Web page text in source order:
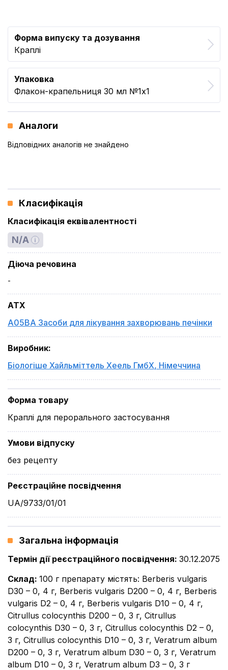
Форма випуску та дозування
Краплі
Упаковка
Флакон-крапельниця 30 мл №1x1
Аналоги
Відповідних аналогів не знайдено
Класифікація
Класифікація еквівалентності
N/A
Діюча речовина
-
ATX
A05BA Засоби для лікування захворювань печінки
Виробник:
Біологіше Хайльміттель Хеель ГмбХ, Німеччина
Форма товару
Краплі для перорального застосування
Умови відпуску
без рецепту
Реєстраційне посвідчення
UA/9733/01/01
Загальна інформація
Термін дії реєстраційного посвідчення: 30.12.2075
Склад: 100 г препарату містять: Berberis vulgaris
D30 – 0, 4 г, Berberis vulgaris D200 – 0, 4 г, Berberis
vulgaris D2 – 0, 4 г, Berberis vulgaris D10 – 0, 4 г,
Citrullus colocynthis D200 – 0, 3 г, Citrullus
colocynthis D30 – 0, 3 г, Citrullus colocynthis D2 – 0,
3 г, Citrullus colocynthis D10 – 0, 3 г, Veratrum album
D200 – 0, 3 г, Veratrum album D30 – 0, 3 г, Veratrum
album D10 – 0, 3 г, Veratrum album D3 – 0, 3 г